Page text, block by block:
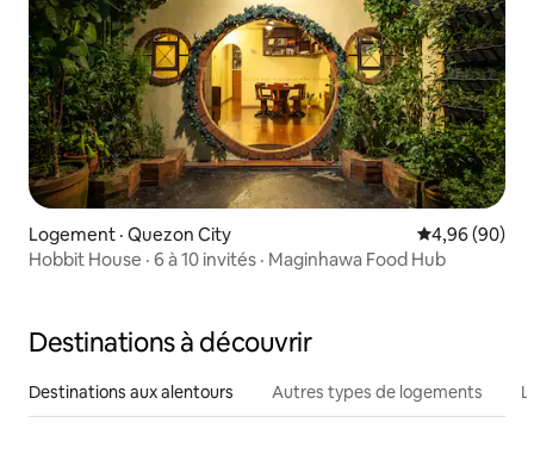
Logement · Quezon City Note
4,96 (90)
Hobbit House · 6 à 10 invités · Maginhawa Food Hub
Destinations à découvrir
Destinations aux alentours Autres types de logements